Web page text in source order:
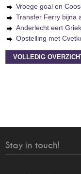
Vroege goal en
Transfer Ferry bijna
Anderlecht eert
Opstelling met
VOLLEDIG
Stay in touch!